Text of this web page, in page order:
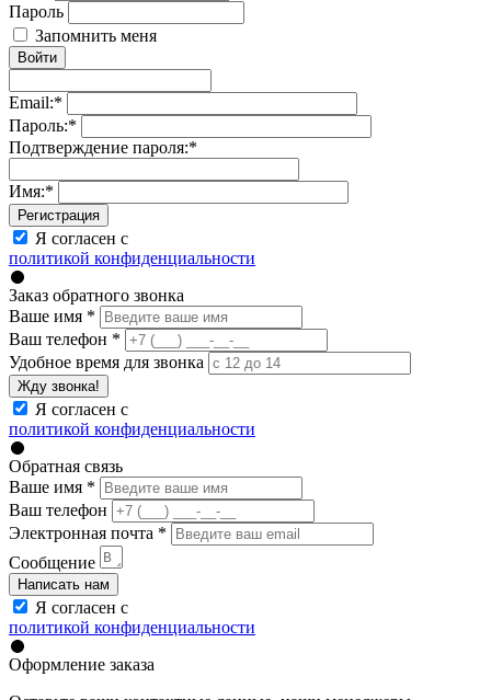
Пароль
Запомнить меня
Войти
Email:*
Пароль:*
Подтверждение пароля:*
Имя:*
Регистрация
Я согласен с
политикой конфиденциальности
Заказ обратного звонка
Ваше имя *
Ваш телефон *
Удобное время для звонка
Жду звонка!
Я согласен с
политикой конфиденциальности
Обратная связь
Ваше имя *
Ваш телефон
Электронная почта *
Сообщение
Написать нам
Я согласен с
политикой конфиденциальности
Оформление заказа